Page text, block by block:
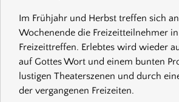
Im Frühjahr und Herbst treffen sich
Wochenende die Freizeitteilnehmer
Freizeittreffen. Erlebtes wird wieder
auf Gottes Wort und einem bunten
lustigen Theaterszenen und durch
der vergangenen Freizeiten.